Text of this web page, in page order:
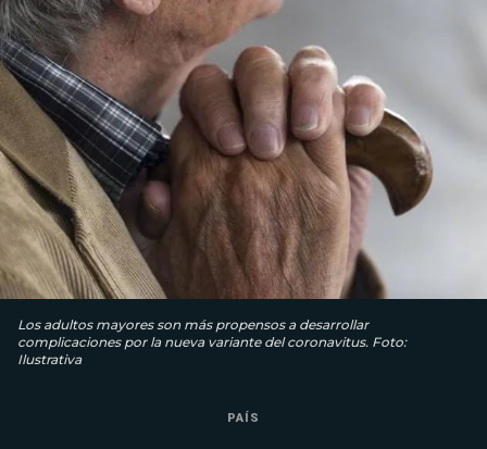
Los adultos mayores son más propensos a desarrollar
complicaciones por la nueva variante del coronavitus. Foto:
Ilustrativa
PAÍS